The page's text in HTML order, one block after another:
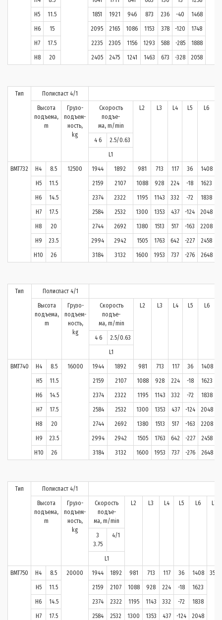
H5 11.5 1851 1921 946 873 236 -40 1468
H6 15 2095 2165 1086 1153 378 -120 1748
H7 17.5 2235 2305 1156 1293 588 -285 1888
H8 20 2405 2475 1241 1463 673 -328 2058
Тип Полиспаст 4/1
Высота
подъема,
m
Грузо-
подъем-
ность,
kg
Скорость
подъе-
ма, m/min
L2 L3 L4 L5 L6
4 6 2.5/0.63
L1
BMT732 H4 8.5 12500 1944 1892 981 713 117 36 1408
H5 11.5 2159 2107 1088 928 224 -18 1623
H6 14.5 2374 2322 1195 1143 332 -72 1838
H7 17.5 2584 2532 1300 1353 437 -124 2048
H8 20 2744 2692 1380 1513 517 -163 2208
H9 23.5 2994 2942 1505 1763 642 -227 2458
H10 26 3184 3132 1600 1953 737 -276 2648
Тип Полиспаст 4/1
Высота
подъема,
m
Грузо-
подъем-
ность,
kg
Скорость
подъе-
ма, m/min
L2 L3 L4 L5 L6
4 6 2.5/0.63
L1
BMT740 H4 8.5 16000 1944 1892 981 713 117 36 1408
H5 11.5 2159 2107 1088 928 224 -18 1623
H6 14.5 2374 2322 1195 1143 332 -72 1838
H7 17.5 2584 2532 1300 1353 437 -124 2048
H8 20 2744 2692 1380 1513 517 -163 2208
H9 23.5 2994 2942 1505 1763 642 -227 2458
H10 26 3184 3132 1600 1953 737 -276 2648
Тип Полиспаст 4/1
Высота
подъема,
m
Грузо-
подъем-
ность,
kg
Скорость
подъе-
ма, m/min
L2 L3 L4 L5 L6 L7
3
3.75
4/1
L1
BMT750 H4 8.5 20000 1944 1892 981 713 117 36 1408 354
H5 11.5 2159 2107 1088 928 224 -18 1623
H6 14.5 2374 2322 1195 1143 332 -72 1838
H7 17.5 2584 2532 1300 1353 437 -124 2048